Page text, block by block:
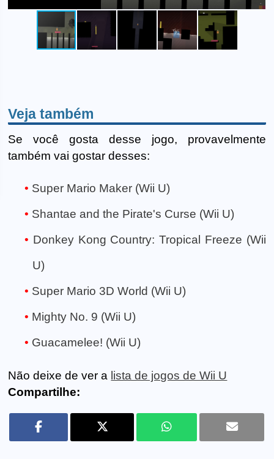
Veja também
Se você gosta desse jogo, provavelmente
também vai gostar desses:
Super Mario Maker (Wii U)
Shantae and the Pirate's Curse (Wii U)
Donkey Kong Country: Tropical Freeze (Wii
U)
Super Mario 3D World (Wii U)
Mighty No. 9 (Wii U)
Guacamelee! (Wii U)
Não deixe de ver a lista de jogos de Wii U
Compartilhe: